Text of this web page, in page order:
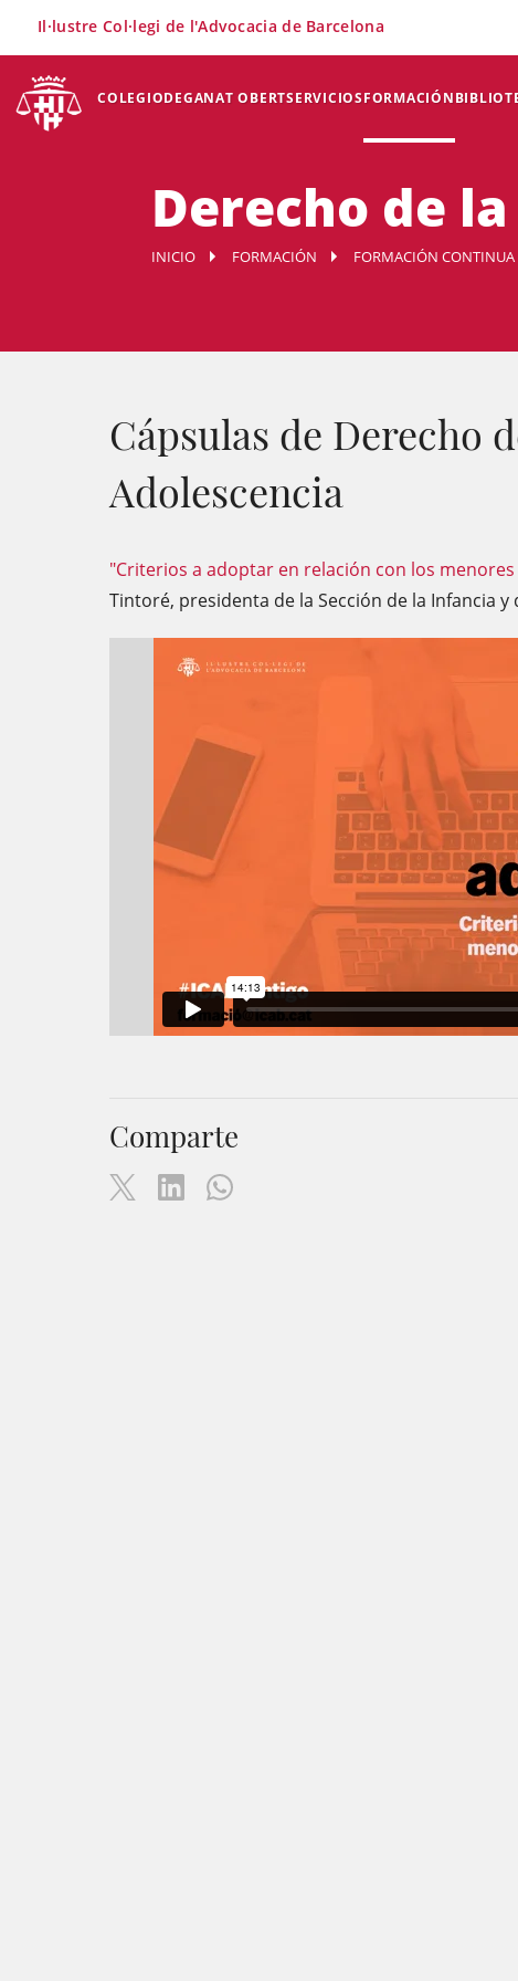
COLEGIODEGANAT OBERTSERVICIOSFORMACIÓN
Il·lustre Col·legi de l'Advocacia de Barcelona
Derecho de
INICIO FORMACIÓN FORMACIÓN CONTINUA
Cápsulas de Derecho
Adolescencia
"Criterios a adoptar en relación con los
Tintoré, presidenta de la Sección de la Infancia y
Comparte